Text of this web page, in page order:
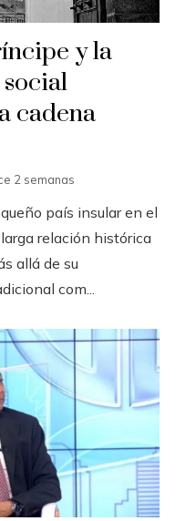
y la
cadena
2 semanas
país insular en el
relación histórica
allá de su
com...